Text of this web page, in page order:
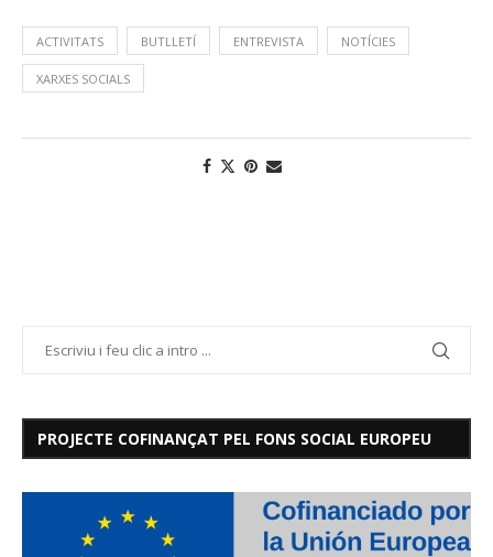
ACTIVITATS BUTLLETÍ ENTREVISTA NOTÍCIES
XARXES SOCIALS
PROJECTE COFINANÇAT PEL FONS SOCIAL EUROPEU